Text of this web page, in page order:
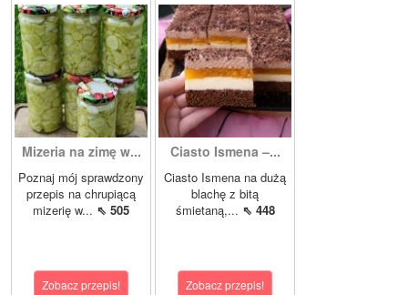
Mizeria na zimę w...
Poznaj mój sprawdzony
przepis na chrupiącą
mizerię w... ⇖ 505
Zobacz przepis!
Ciasto Ismena –...
Ciasto Ismena na dużą
blachę z bitą
śmietaną,... ⇖ 448
Zobacz przepis!